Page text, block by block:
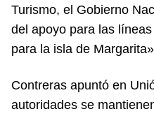
Turismo, el Gobierno
del apoyo para las
para la isla de
Contreras apuntó en
autoridades se